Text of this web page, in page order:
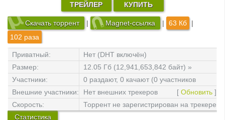
ТРЕЙЛЕР КУПИТЬ
Скачать торрент | Magnet-ссылка | 63 Кб
|
102 раза
Приватный:
Нет (DHT включён)
Размер:
12.05 Гб (12,941,653,842 байт) »
файлов: 25
Участники:
0 раздают, 0 качают (0 участников
всего)
Внешние участники: Нет внешних трекеров [ Обновить ]
Скорость:
Торрент не зарегистрирован на трекере
Статистика